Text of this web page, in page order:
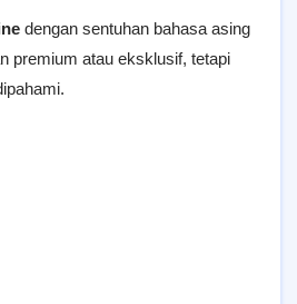
dengan sentuhan bahasa asing
premium atau eksklusif, tetapi